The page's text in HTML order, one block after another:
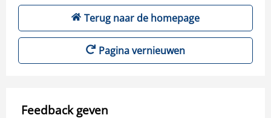
Terug naar de homepage
Pagina vernieuwen
Feedback geven